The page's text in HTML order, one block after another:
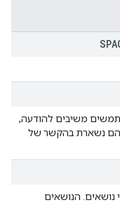
משיבים להודעה,
נשארת בהקשר של
הנושאים